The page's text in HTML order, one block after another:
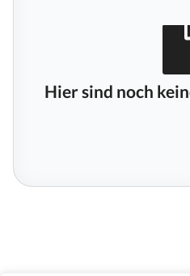
Hier sind noch